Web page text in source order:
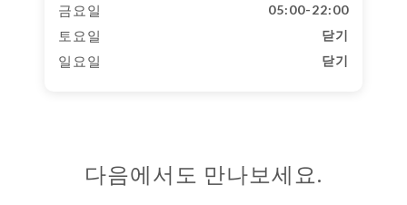
금요일 05:00-22:00
토요일 닫기
일요일 닫기
다음에서도 만나보세요.